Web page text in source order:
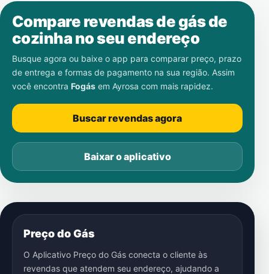
Compare revendas de gás de
cozinha no seu endereço
Busque agora ou baixe o app para comparar preço, prazo
de entrega e formas de pagamento na sua região. Assim
você encontra Fogás em Ayrosa com mais rapidez.
Buscar revendas agora
Baixar o aplicativo
Preço do Gás
O Aplicativo Preço do Gás conecta o cliente às
revendas que atendem seu endereço, ajudando a